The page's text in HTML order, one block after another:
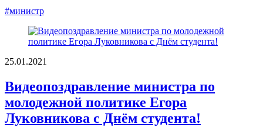
#министр
25.01.2021
Видеопоздравление министра по
молодежной политике Егора
Луковникова с Днём студента!